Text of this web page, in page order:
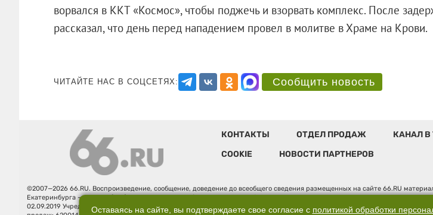
ворвался в ККТ «Космос», чтобы поджечь и взорвать комплекс. После
рассказал, что день перед нападением провел в молитве в Храме на
ЧИТАЙТЕ НАС В СОЦСЕТЯХ: Сообщить новость
КОНТАКТЫ ОТДЕЛ ПРОДАЖ КАНАЛ В
COOKIE
НОВОСТИ ПАРТНЕРОВ
©2007—2026 66.RU. Воспроизведение, сообщение, доведение до всеобщего сведения размещенных на сайте 66.RU
Екатеринбурга — «66.ru» (18+) зарегистрировано Федеральной службой по надзору в сфере связи, информационных
02.09.2019 Учредитель: Общество с ограниченной ответственностью "66.ру". Юридический адрес: 620014, Свердловская
Оставаясь на сайте, вы подтверждаете свое согласие с политикой обработки